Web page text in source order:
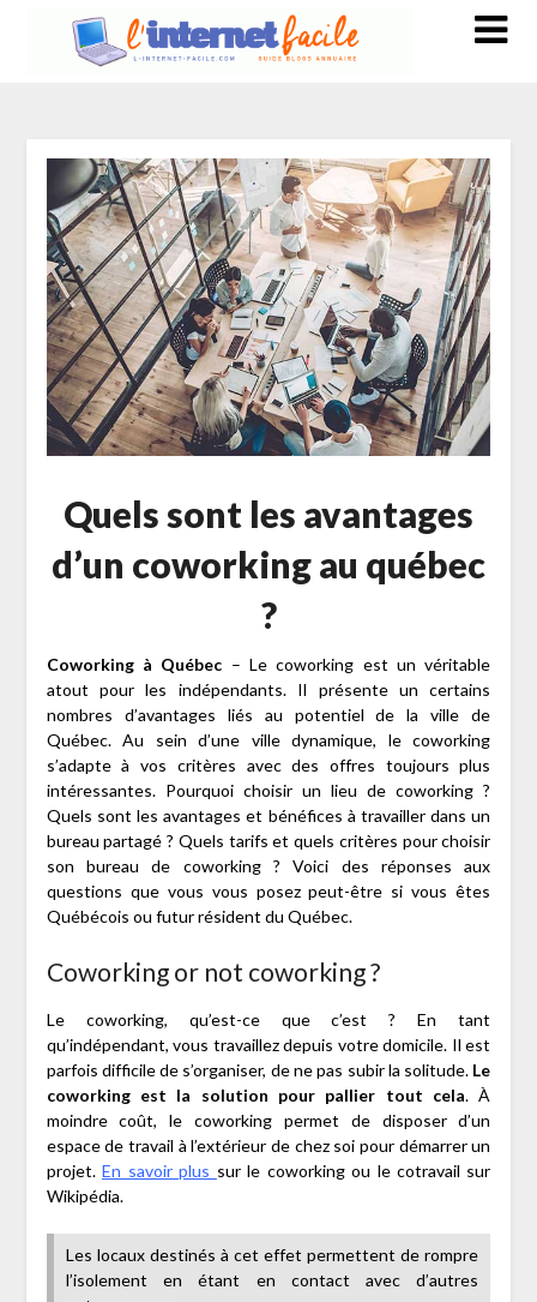
Quels sont les avantages
d’un coworking au québec
?
Coworking à Québec – Le coworking est un véritable
atout pour les indépendants. Il présente un certains
nombres d’avantages liés au potentiel de la ville de
Québec. Au sein d’une ville dynamique, le coworking
s’adapte à vos critères avec des offres toujours plus
intéressantes. Pourquoi choisir un lieu de coworking ?
Quels sont les avantages et bénéfices à travailler dans un
bureau partagé ? Quels tarifs et quels critères pour choisir
son bureau de coworking ? Voici des réponses aux
questions que vous vous posez peut-être si vous êtes
Québécois ou futur résident du Québec.
Coworking or not coworking ?
Le coworking, qu’est-ce que c’est ? En tant
qu’indépendant, vous travaillez depuis votre domicile. Il est
parfois difficile de s’organiser, de ne pas subir la solitude. Le
coworking est la solution pour pallier tout cela. À
moindre coût, le coworking permet de disposer d’un
espace de travail à l’extérieur de chez soi pour démarrer un
projet.En savoir plus sur le coworking ou le cotravail sur
Wikipédia.
Les locaux destinés à cet effet permettent de rompre
l’isolement en étant en contact avec d’autres